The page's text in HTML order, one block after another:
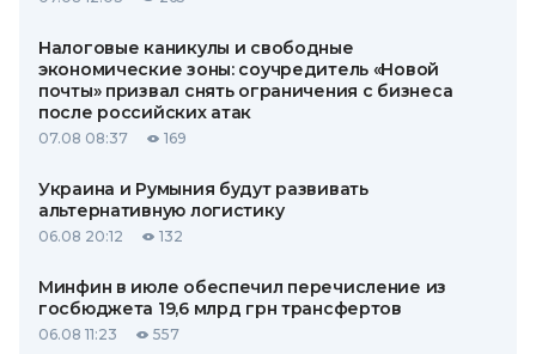
Налоговые каникулы и свободные
экономические зоны: соучредитель «Новой
почты» призвал снять ограничения с бизнеса
после российских атак
07.08 08:37 169
Украина и Румыния будут развивать
альтернативную логистику
06.08 20:12 132
Минфин в июле обеспечил перечисление из
госбюджета 19,6 млрд грн трансфертов
06.08 11:23 557